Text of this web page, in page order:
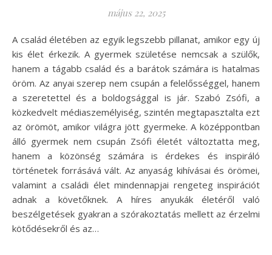
május 22, 2025
A család életében az egyik legszebb pillanat, amikor egy új
kis élet érkezik. A gyermek születése nemcsak a szülők,
hanem a tágabb család és a barátok számára is hatalmas
öröm. Az anyai szerep nem csupán a felelősséggel, hanem
a szeretettel és a boldogsággal is jár. Szabó Zsófi, a
közkedvelt médiaszemélyiség, szintén megtapasztalta ezt
az örömöt, amikor világra jött gyermeke. A középpontban
álló gyermek nem csupán Zsófi életét változtatta meg,
hanem a közönség számára is érdekes és inspiráló
történetek forrásává vált. Az anyaság kihívásai és örömei,
valamint a családi élet mindennapjai rengeteg inspirációt
adnak a követőknek. A híres anyukák életéről való
beszélgetések gyakran a szórakoztatás mellett az érzelmi
kötődésekről és az…